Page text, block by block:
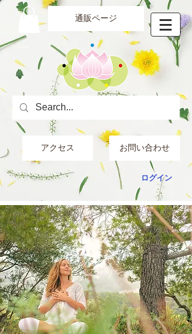
通販ページ
アクセス お問い合わせ
ログイン